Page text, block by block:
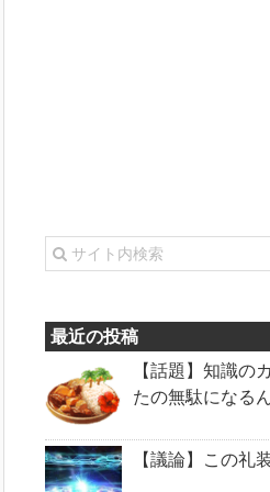
最近の投稿
【話題】知識の
たの無駄になる
【議論】この礼